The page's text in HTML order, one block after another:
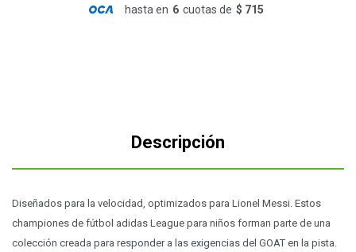
hasta en 6 cuotas de $ 715
Descripción
Diseñados para la velocidad, optimizados para Lionel Messi. Estos
championes de fútbol adidas League para niños forman parte de una
colección creada para responder a las exigencias del GOAT en la pista.